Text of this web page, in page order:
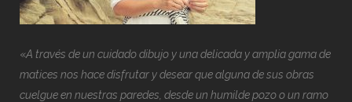
«A través de un cuidado dibujo y una delicada y amplia gama de
matices nos hace disfrutar y desear que alguna de sus obras
cuelgue en nuestras paredes, desde un humilde pozo o un ramo